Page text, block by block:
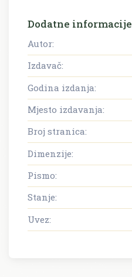
Dodatne informacije
Autor:
Izdavač:
Godina izdanja:
Mjesto izdavanja:
Broj stranica:
Dimenzije:
Pismo:
Stanje:
Uvez: